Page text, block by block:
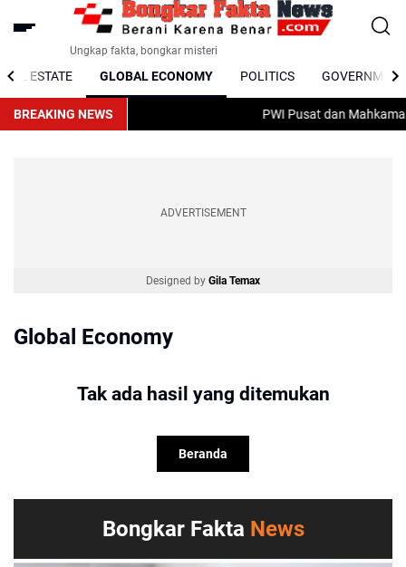
Ungkap fakta, bongkar misteri
ESTATE GLOBAL ECONOMY POLITICS GOVERNMENT
BREAKING NEWS PWI Pusat dan
ADVERTISEMENT
Designed by Gila Temax
Global Economy
Tak ada hasil yang ditemukan
Beranda
Bongkar Fakta News